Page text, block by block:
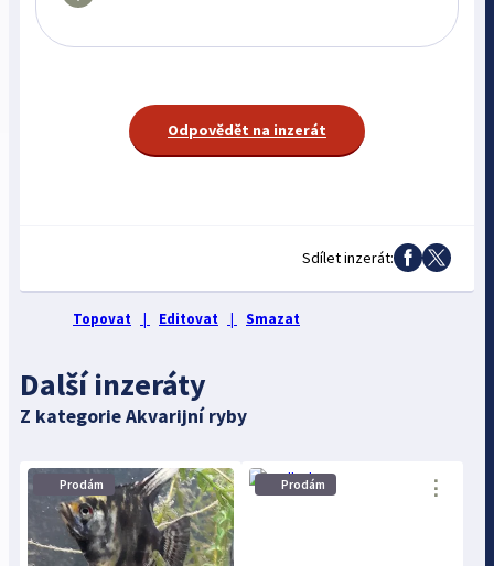
Odpovědět na inzerát
Sdílet inzerát:
Topovat | Editovat | Smazat
Další inzeráty
Z kategorie Akvarijní ryby
Prodám ⋮ Prodám ⋮